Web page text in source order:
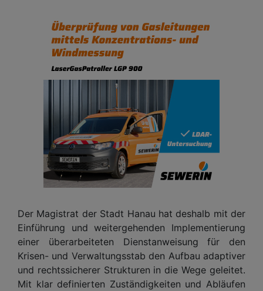
Der Magistrat der Stadt Hanau hat deshalb mit der
Einführung und weitergehenden Implementierung
einer überarbeiteten Dienstanweisung für den
Krisen- und Verwaltungsstab den Aufbau adaptiver
und rechtssicherer Strukturen in die Wege geleitet.
Mit klar definierten Zuständigkeiten und Abläufen